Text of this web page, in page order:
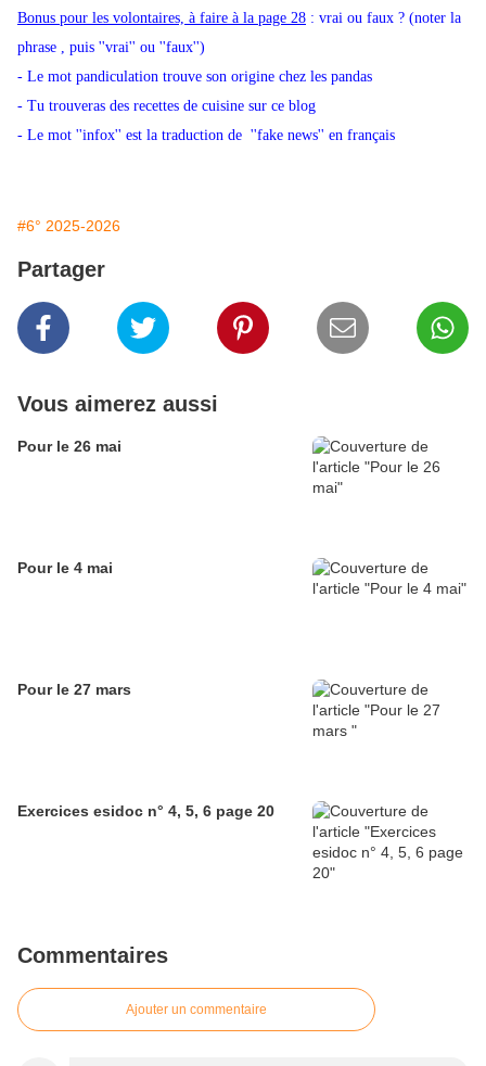
Bonus pour les volontaires, à faire à la page 28 : vrai ou faux ? (noter la
phrase , puis ''vrai'' ou ''faux'')
- Le mot pandiculation trouve son origine chez les pandas
- Tu trouveras des recettes de cuisine sur ce blog
- Le mot ''infox'' est la traduction de ''fake news'' en français
#6° 2025-2026
Partager
Vous aimerez aussi
Pour le 26 mai
Pour le 4 mai
Pour le 27 mars
Exercices esidoc n° 4, 5, 6 page 20
Commentaires
Ajouter un commentaire